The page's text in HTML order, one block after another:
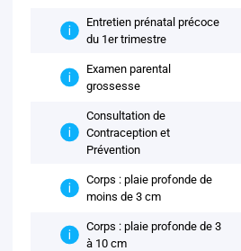
Entretien prénatal précoce
du 1er trimestre
Examen parental
grossesse
Consultation de
Contraception et
Prévention
Corps : plaie profonde de
moins de 3 cm
Corps : plaie profonde de 3
à 10 cm